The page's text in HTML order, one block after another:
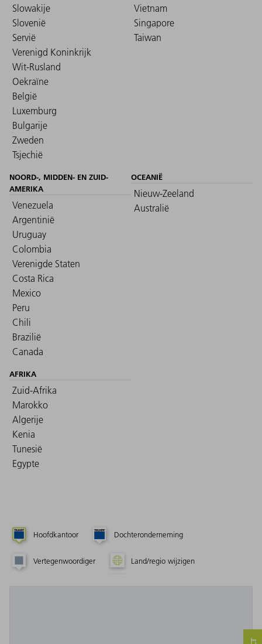
Slowakije
Slovenië
Servië
Verenigd Koninkrijk
Wit-Rusland
Oekraïne
België
Luxemburg
Bulgarije
Zweden
Tsjechië
Vietnam
Singapore
Taiwan
NOORD-, MIDDEN- EN ZUID-
AMERIKA
Venezuela
Argentinië
Uruguay
Colombia
Verenigde Staten
Costa Rica
Mexico
Peru
Chili
Brazilië
Canada
OCEANIË
Nieuw-Zeeland
Australië
AFRIKA
Zuid-Afrika
Marokko
Algerije
Kenia
Tunesië
Egypte
Hoofdkantoor Dochteronderneming
Vertegenwoordiger Land/regio wijzigen